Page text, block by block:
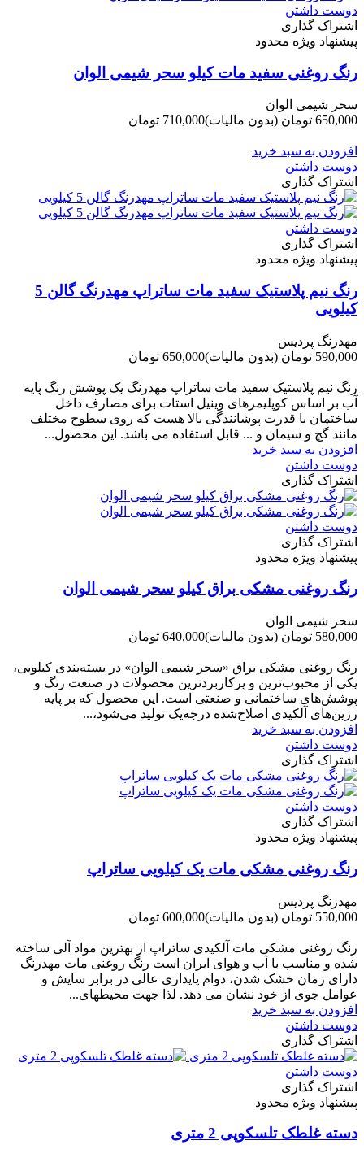
دوست داشتن
اشتراک گذاری
پیشنهاد ویژه محدود
رنگ روغنی سفید مات کیلو سحر شیمی الوان
سحر شیمی الوان
650,000 تومان
(بدون مالیات)710,000 تومان
افزودن به سبد خرید
دوست داشتن
اشتراک گذاری
دوست داشتن
اشتراک گذاری
پیشنهاد ویژه محدود
رنگ نیم پلاستیک سفید مات ساتراپ مهدرنگ گالن 5
کیلویی
مهدرنگ پردیس
590,000 تومان
(بدون مالیات)650,000 تومان
رنگ نیم پلاستیک سفید مات ساتراپ مهدرنگ یک پوشش رنگ پایه
آب بر اساس کوپلیمرهای وینیل استات برای مصارف داخل
ساختمان با قدرت پوشانندگی بالا هست که روی سطوح مختلف
مانند گچ و سیمان و ... قابل استفاده می باشد. این محصول...
افزودن به سبد خرید
دوست داشتن
اشتراک گذاری
دوست داشتن
اشتراک گذاری
پیشنهاد ویژه محدود
رنگ روغنی مشکی براق کیلو سحر شیمی الوان
سحر شیمی الوان
580,000 تومان
(بدون مالیات)640,000 تومان
رنگ روغنی مشکی براق «سحر شیمی الوان» در بسته‌بندی کیلویی،
یکی از محبوب‌ترین و پرکاربردترین محصولات در صنعت رنگ و
پوشش‌های ساختمانی و صنعتی است. این محصول که بر پایه
رزین‌های آلکیدی اصلاح‌شده درجه‌یک تولید می‌شود،...
افزودن به سبد خرید
دوست داشتن
اشتراک گذاری
دوست داشتن
اشتراک گذاری
پیشنهاد ویژه محدود
رنگ روغنی مشکی مات یک کیلویی ساتراپ
مهدرنگ پردیس
550,000 تومان
(بدون مالیات)600,000 تومان
رنگ روغنی مشکی مات آلکیدی ساتراپ از بهترین مواد آلی ساخته
شده و مناسب با آب و هوای ایران است رنگ روغنی مات مهدرنگ
دارای زﻣﺎن ﺧﺸﮏ ﺷﺪن، دوام ﭘﺎﯾﺪاری عالی در ﺑﺮاﺑﺮ ﺳﺎﯾﺶ و
ﻋﻮاﻣﻞ ﺟﻮی از ﺧﻮد ﻧﺸﺎن ﻣﯽ دﻫﺪ. ﻟﺬا ﺟﻬﺖ ﻣﺤﯿﻄ‌‌ﻬﺎی...
افزودن به سبد خرید
دوست داشتن
اشتراک گذاری
دوست داشتن
اشتراک گذاری
پیشنهاد ویژه محدود
دسته غلطک تلسکوپی 2 متری